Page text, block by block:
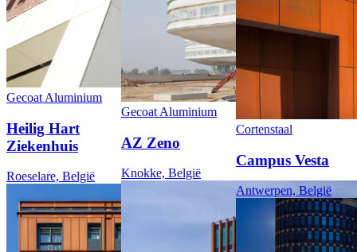
Gecoat Aluminium
Heilig Hart
Ziekenhuis
Roeselare, België
Gecoat Aluminium
AZ Zeno
Knokke, België
Cortenstaal
Campus Vesta
Antwerpen, België